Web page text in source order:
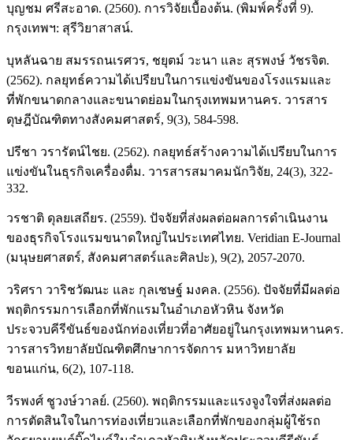
บุญชม ศรีสะอาด. (2560). การวิจัยเบื้องต้น. (พิมพ์ครั้งที่ 9).
กรุงเทพฯ: สุรีวิยาสาสน์.
บุหลันฉาย สมรรถนเรศวร, ชยุตม์ วะนา และ สุรพงษ์ วัชรจิต.
(2562). กลยุทธ์ความได้เปรียบในการแข่งขันของโรงแรมและ
ที่พักขนาดกลางและขนาดย่อมในกรุงเทพมหานคร. วารสาร
ดุษฎีบัณฑิตทางสังคมศาสตร์, 9(3), 584-598.
ปรีชา วรารัตน์ไชย. (2562). กลยุทธ์สร้างความได้เปรียบในการ
แข่งขันในธุรกิจเครื่องดื่ม. วารสารสมาคมนักวิจัย, 24(3), 322-
332.
วรชาติ ดุลยเสถียร. (2559). ปัจจัยที่ส่งผลต่อผลการดำเนินงาน
ของธุรกิจโรงแรมขนาดใหญ่ในประเทศไทย. Veridian E-Journal
(มนุษยศาสตร์, สังคมศาสตร์และศิลปะ), 9(2), 2057-2070.
วริศรา วาริชวัฒนะ และ กุลเชษฐ์ มงคล. (2556). ปัจจัยที่มีผลต่อ
พฤติกรรมการเลือกที่พักแรมในอำเภอหัวหิน จังหวัด
ประจวบคีรีขันธ์ของนักท่องเที่ยวที่อาศัยอยู่ในกรุงเทพมหานคร.
วารสารวิทยาลัยบัณฑิตศึกษาการจัดการ มหาวิทยาลัย
ขอนแก่น, 6(2), 107-118.
วีรพงศ์ ชูวงษ์วาลย์. (2560). พฤติกรรมและแรงจูงใจที่ส่งผลต่อ
การตัดสินใจในการท่องเที่ยวและเลือกที่พักของกลุ่มผู้ใช้รถ